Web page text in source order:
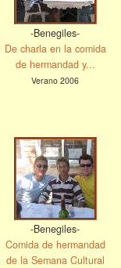
-Benegiles-
De charla en la comida
de hermandad y...
Verano 2006
-Benegiles-
Comida de hermandad
de la Semana Cultural